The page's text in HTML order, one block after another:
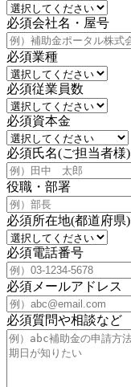
必須会社名・屋号
必須業種
必須従業員数
必須資本金
必須氏名(ご担当者様)
役職・部署
必須所在地(都道府県)
必須電話番号
必須 メールアドレス
必須質問や相談など